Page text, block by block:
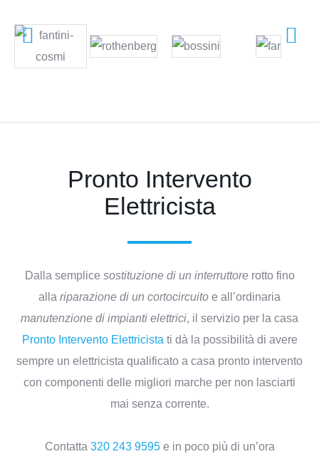
Pronto Intervento
Elettricista
Dalla semplice sostituzione di un interruttorerotto fino
alla riparazione di un cortocircuito e all’ordinaria
manutenzione di impianti elettrici, il servizio per la casa
Pronto Intervento Elettricista ti dà la possibilità di avere
sempre un elettricista qualificato a casa pronto intervento
con componenti delle migliori marche per non lasciarti
mai senza corrente.
Contatta 3202439595e in poco più di un’ora